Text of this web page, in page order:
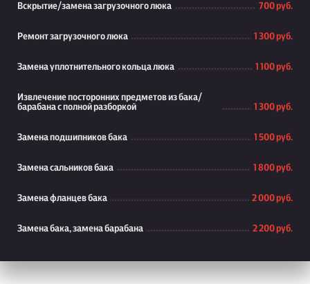
Вскрытие/замена загрузочного люка 700 руб.
Ремонт загрузочного люка 1 300 руб.
Замена уплотнительного кольца люка 1 100 руб.
Извлечение посторонних предметов из бака/
барабана с полной разборкой
1 300 руб.
Замена подшипников бака 1 500 руб.
Замена сальников бака 1 800 руб.
Замена фланцев бака 2 000 руб.
Замена бака, замена барабана 2 200 руб.